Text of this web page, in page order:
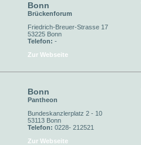
Bonn
Brückenforum
Friedrich-Breuer-Strasse 17
53225 Bonn
Telefon: -
Zur Webseite
Bonn
Pantheon
Bundeskanzlerplatz 2 - 10
53113 Bonn
Telefon: 0228- 212521
Zur Webseite